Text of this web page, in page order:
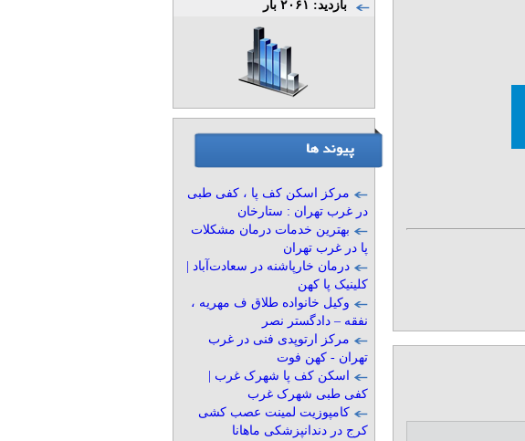
بازدید: ۲۰۶۱ بار
مرکز اسکن کف پا ، کفی طبی
در غرب تهران : ستارخان
بهترین خدمات درمان مشکلات
پا در غرب تهران
درمان خارپاشنه در سعادت‌آباد |
کلینیک پا کهن
وکیل خانواده طلاق ف مهریه ،
نفقه – دادگستر نصر
مرکز ارتوپدی فنی در غرب
تهران - کهن فوت
اسکن کف پا شهرک غرب |
کفی طبی شهرک غرب
کامپوزیت لمینت عصب کشی
کرج در دندانپزشکی ماهانا